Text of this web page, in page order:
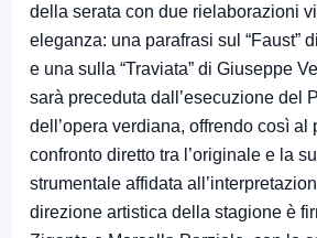
della serata con due rielaborazioni
eleganza: una parafrasi sul “Faust”
e una sulla “Traviata” di Giuseppe
sarà preceduta dall’esecuzione del
dell’opera verdiana, offrendo così al
confronto diretto tra l’originale e la
strumentale affidata
direzione artistica della stagione è